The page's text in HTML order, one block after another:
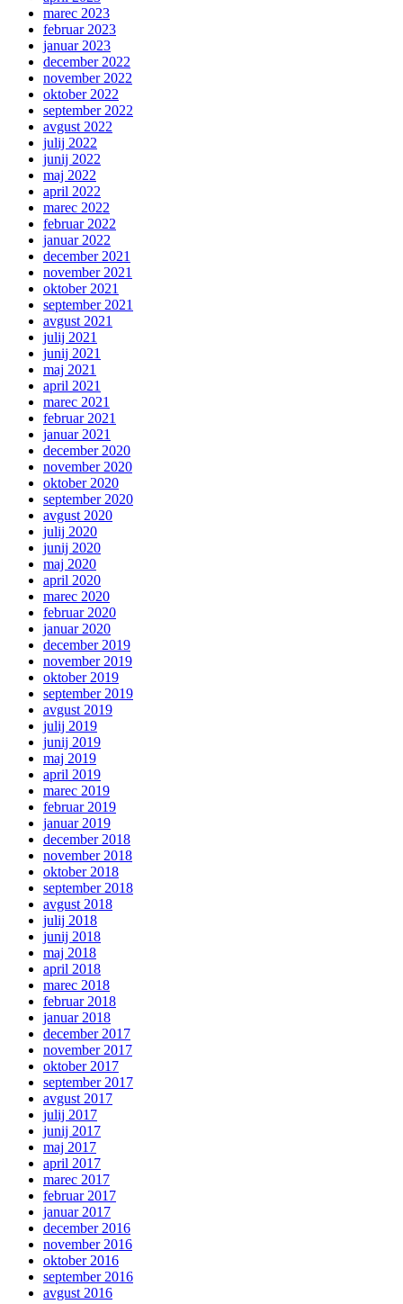
marec 2023
februar 2023
januar 2023
december 2022
november 2022
oktober 2022
september 2022
avgust 2022
julij 2022
junij 2022
maj 2022
april 2022
marec 2022
februar 2022
januar 2022
december 2021
november 2021
oktober 2021
september 2021
avgust 2021
julij 2021
junij 2021
maj 2021
april 2021
marec 2021
februar 2021
januar 2021
december 2020
november 2020
oktober 2020
september 2020
avgust 2020
julij 2020
junij 2020
maj 2020
april 2020
marec 2020
februar 2020
januar 2020
december 2019
november 2019
oktober 2019
september 2019
avgust 2019
julij 2019
junij 2019
maj 2019
april 2019
marec 2019
februar 2019
januar 2019
december 2018
november 2018
oktober 2018
september 2018
avgust 2018
julij 2018
junij 2018
maj 2018
april 2018
marec 2018
februar 2018
januar 2018
december 2017
november 2017
oktober 2017
september 2017
avgust 2017
julij 2017
junij 2017
maj 2017
april 2017
marec 2017
februar 2017
januar 2017
december 2016
november 2016
oktober 2016
september 2016
avgust 2016